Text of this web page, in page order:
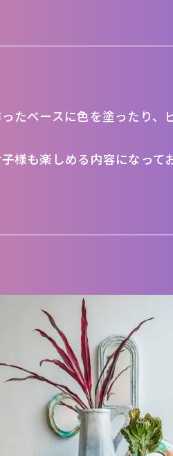
たベースに色を塗ったり
様も楽しめる内容になって